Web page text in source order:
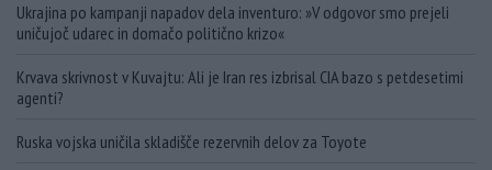
Ukrajina po kampanji napadov dela inventuro: »V odgovor smo prejeli
uničujoč udarec in domačo politično krizo«
Krvava skrivnost v Kuvajtu: Ali je Iran res izbrisal CIA bazo s petdesetimi
agenti?
Ruska vojska uničila skladišče rezervnih delov za Toyote